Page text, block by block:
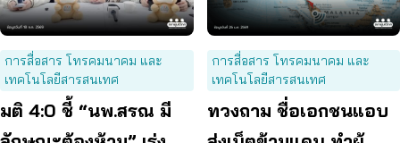
การสื่อสาร โทรคมนาคม และ
เทคโนโลยีสารสนเทศ
มติ 4:0 ชี้ “นพ.สรณ มี
การสื่อสาร โทรคมนาคม และ
เทคโนโลยีสารสนเทศ
ทวงถาม ชื่อเอกชนแอบ